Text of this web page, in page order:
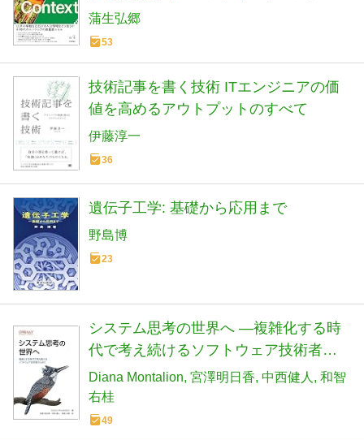
アリング (エンジニア選書)
蒲生弘郷
53
技術記事を書く技術 ITエンジニアの価
値を高めるアウトプットのすべて
伊藤淳一
36
遺伝子工学: 基礎から応用まで
野島博
23
システム思考の世界へ ―複雑化する時
代で考え続けるソフトウェア技術者の
ために (オライリー・ジャパン)
Diana Montalion 宮澤明日香 中西健人
和智
右桂
49